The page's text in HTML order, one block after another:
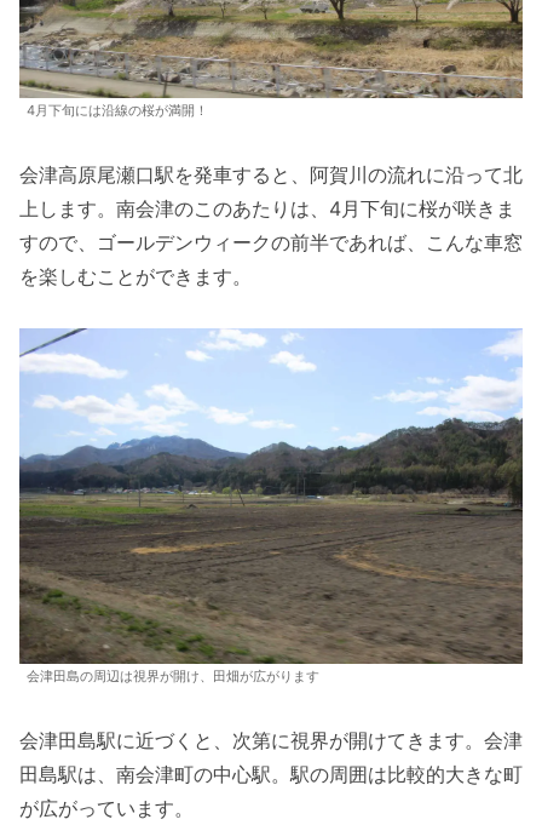
4月下旬には沿線の桜が満開！
会津高原尾瀬口駅を発車すると、阿賀川の流れに沿って北
上します。南会津のこのあたりは、4月下旬に桜が咲きま
すので、ゴールデンウィークの前半であれば、こんな車窓
を楽しむことができます。
会津田島の周辺は視界が開け、田畑が広がります
会津田島駅に近づくと、次第に視界が開けてきます。会津
田島駅は、南会津町の中心駅。駅の周囲は比較的大きな町
が広がっています。